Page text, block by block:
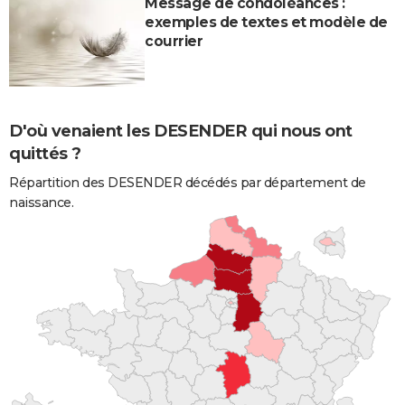
exemples de textes et modèle de
courrier
D'où venaient les DESENDER qui nous ont
quittés ?
Répartition des DESENDER décédés par département de
naissance.